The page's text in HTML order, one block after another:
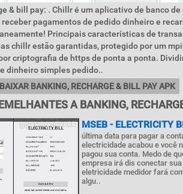
& bill pay: . Chillr é um aplicativo de banco
pagamentos de pedido dinheiro e
Principais características de
chillr estão garantidas, protegido por um
criptografia de https de ponta a ponta.
dinheiro simples pedido..
BAIXAR BANKING, RECHARGE & BILL PAY APK
A BANKING,
MSEB - ELECTRICITY
última data para pagar a
electricidade acabou e você
pagou sua conta. Medo de
empresa irá dis conectar sua
eletricidade medidor fará
algu..